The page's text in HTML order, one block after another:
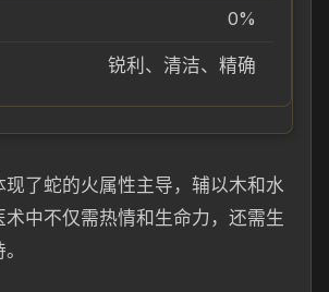
0%
锐利、清洁、精确
现了蛇的火属性主导，辅以木和水
术中不仅需热情和生命力，还需生